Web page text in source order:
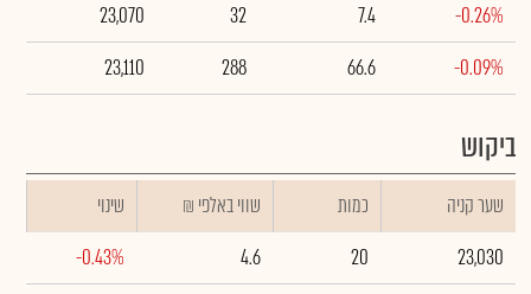
-0.26%
7.4
32
23,070
-0.09%
66.6
288
23,110
ביקוש
שער קניה כמות ₪ שווי באלפי
שינוי
23,030
20
4.6
-0.43%